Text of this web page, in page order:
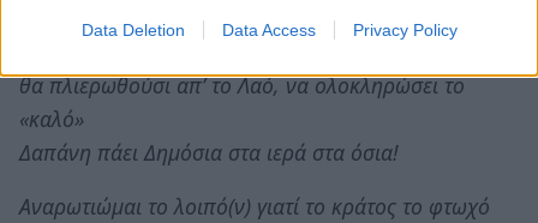
Data Deletion Data Access Privacy Policy
«φτωχός»
θα πλιερωθούσι απ’ το Λαό, να ολοκληρώσει το
«καλό»
Δαπάνη πάει Δημόσια στα ιερά στα όσια!
Αναρωτιώμαι το λοιπό(ν) γιατί το κράτος το φτωχό